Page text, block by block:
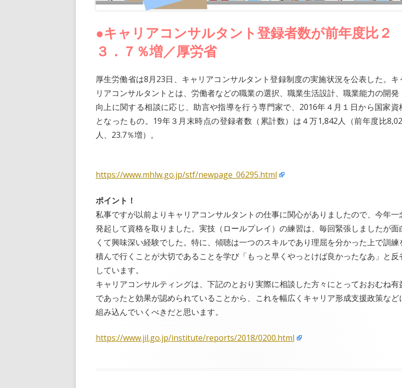
●キャリアコンサルタント登録者数が前年度比２
３．７％増／厚労省
厚生労働省は8月23日、キャリアコンサルタント登録制度の実施状況を公表した。キ
リアコンサルタントとは、労働者などの職業の選択、職業生活設計、職業能力の開発
向上に関する相談に応じ、助言や指導を行う専門家で、2016年４月１日から国家資
となったもの。19年３月末時点の登録者数（累計数）は４万1,842人（前年度比
人、23.7％増）。
https://www.mhlw.go.jp/stf/newpage_06295.html
ポイント！
私事ですが以前よりキャリアコンサルタントの仕事に関心がありましたので、今年一
発起して資格を取りました。実技（ロールプレイ）の練習は、毎回緊張しましたが面
くて興味深い経験でした。特に、傾聴は一つのスキルであり理屈を分かった上で訓練
積んで行くことが大切であることを学び「もっと早くやっとけば良かったなあ」と反
しています。
キャリアコンサルティングは、下記のとおり実際に相談した方々にとっておおむね有
であったと効果が認められていることから、これを幅広くキャリア形成支援政策など
組み込んでいくべきだと思います。
https://www.jil.go.jp/institute/reports/2018/0200.html